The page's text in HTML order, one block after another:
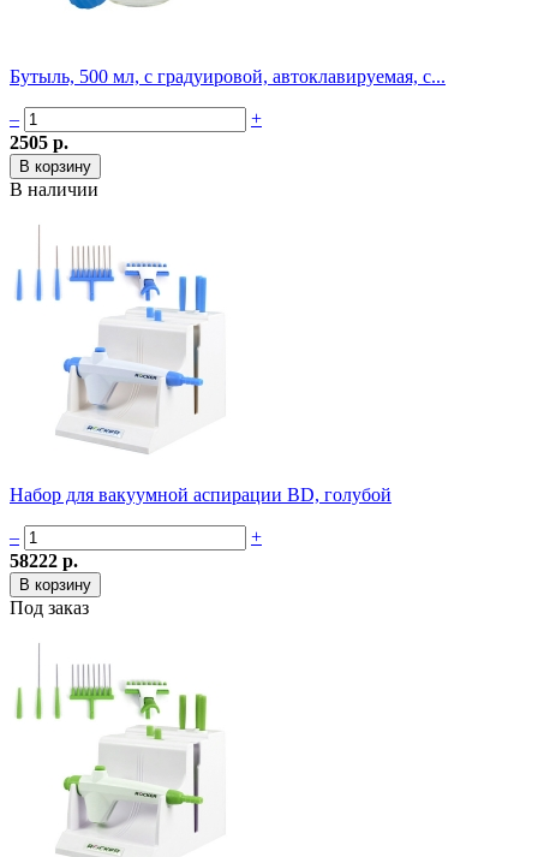
Бутыль, 500 мл, с градуировой, автоклавируемая, с...
–
+
2505 р.
В наличии
Набор для вакуумной аспирации BD, голубой
–
+
58222 р.
Под заказ